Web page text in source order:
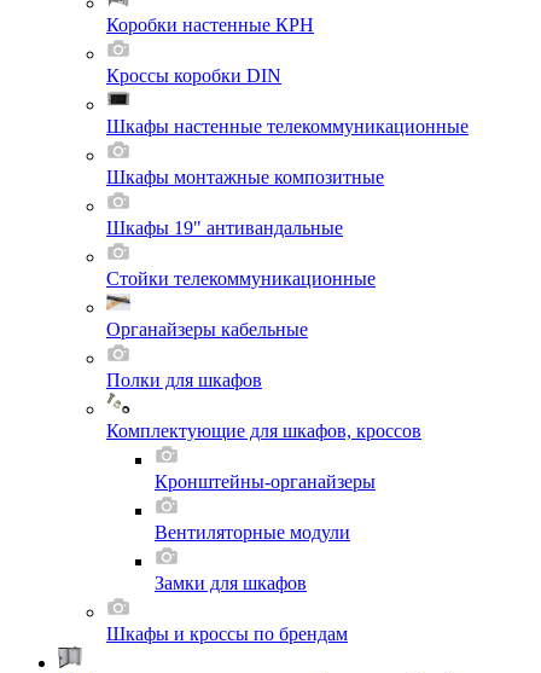
Коробки настенные КРН
Кроссы коробки DIN
Шкафы настенные телекоммуникационные
Шкафы монтажные композитные
Шкафы 19" антивандальные
Стойки телекоммуникационные
Органайзеры кабельные
Полки для шкафов
Комплектующие для шкафов, кроссов
Кронштейны-органайзеры
Вентиляторные модули
Замки для шкафов
Шкафы и кроссы по брендам